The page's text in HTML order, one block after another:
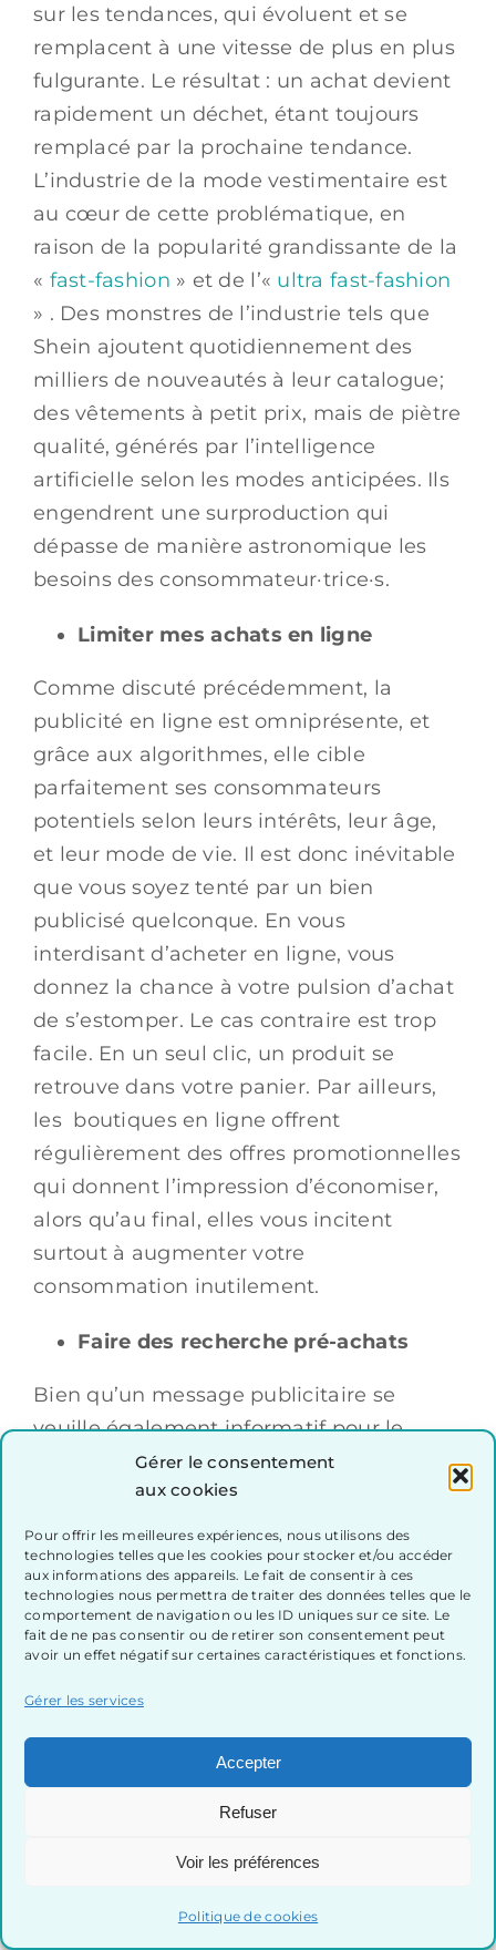
Gérer le consentement
aux cookies
Pour offrir les meilleures expériences, nous utilisons des
technologies telles que les cookies pour stocker et/ou accéder
aux informations des appareils. Le fait de consentir à ces
technologies nous permettra de traiter des données telles que le
comportement de navigation ou les ID uniques sur ce site. Le
fait de ne pas consentir ou de retirer son consentement peut
avoir un effet négatif sur certaines caractéristiques et fonctions.
Gérer les services
Accepter
Refuser
Voir les préférences
Politique de cookies
sur les tendances, qui évoluent et se
remplacent à une vitesse de plus en plus
fulgurante. Le résultat : un achat devient
rapidement un déchet, étant toujours
remplacé par la prochaine tendance.
L’industrie de la mode vestimentaire est
au cœur de cette problématique, en
raison de la popularité grandissante de la
« fast-fashion » et de l’« ultra fast-fashion
» . Des monstres de l’industrie tels que
Shein ajoutent quotidiennement des
milliers de nouveautés à leur catalogue;
des vêtements à petit prix, mais de piètre
qualité, générés par l’intelligence
artificielle selon les modes anticipées. Ils
engendrent une surproduction qui
dépasse de manière astronomique les
besoins des consommateur·trice·s.
Limiter mes achats en ligne
Comme discuté précédemment, la
publicité en ligne est omniprésente, et
grâce aux algorithmes, elle cible
parfaitement ses consommateurs
potentiels selon leurs intérêts, leur âge,
et leur mode de vie. Il est donc inévitable
que vous soyez tenté par un bien
publicisé quelconque. En vous
interdisant d’acheter en ligne, vous
donnez la chance à votre pulsion d’achat
de s’estomper. Le cas contraire est trop
facile. En un seul clic, un produit se
retrouve dans votre panier. Par ailleurs,
les boutiques en ligne offrent
régulièrement des offres promotionnelles
qui donnent l’impression d’économiser,
alors qu’au final, elles vous incitent
surtout à augmenter votre
consommation inutilement.
Faire des recherche pré-achats
Bien qu’un message publicitaire se
veuille également informatif pour le
public, il est rare qu’il soit entièrement
transparent sur tous les aspects du
produit en vente. On pensera notamment
à la qualité et la durabilité des matériaux,
aux conditions dans lesquelles il a été
produit, à la longueur de la chaîne de
production, etc. Ce sont pourtant des
informations importantes pour éviter
environnemental, autant en amont qu’en
aval de son utilisation. Voici quelques
exemples de questions à se poser :
Quels sont les matériaux qui le